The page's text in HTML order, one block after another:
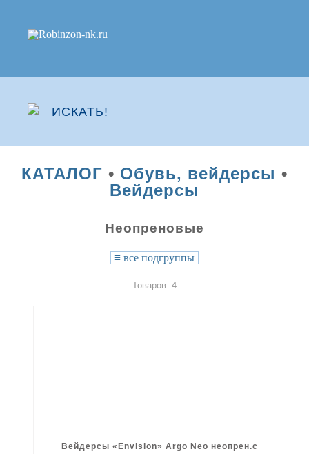
КАТАЛОГ • Обувь, вейдерсы •
Вейдерсы
Неопреновые
≡ все подгруппы
Товаров: 4
Вейдерсы «Envision» Argo Neo неопрен.с